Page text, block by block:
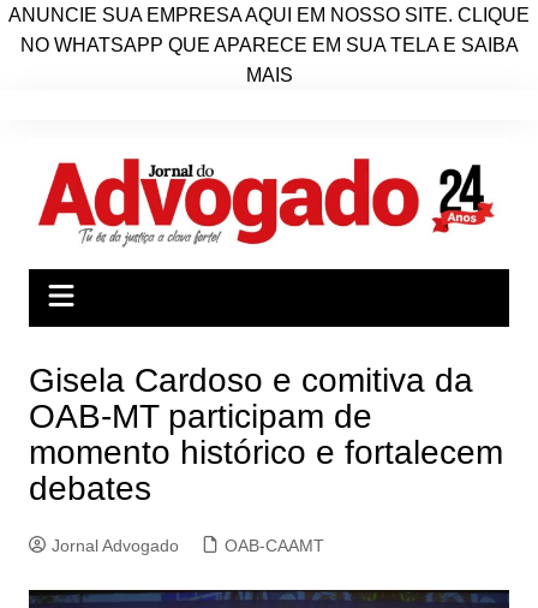
ANUNCIE SUA EMPRESA AQUI EM NOSSO SITE. CLIQUE
NO WHATSAPP QUE APARECE EM SUA TELA E SAIBA
MAIS
conteúdo
Gisela Cardoso e comitiva da
OAB-MT participam de
momento histórico e fortalecem
debates
Jornal Advogado OAB-CAAMT